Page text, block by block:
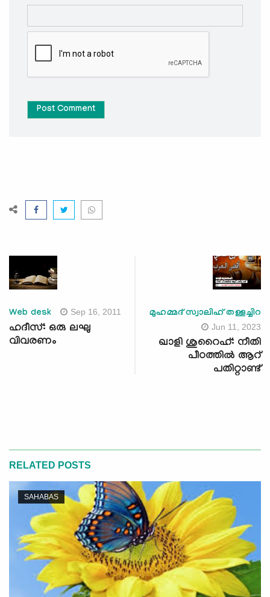
Post Comment
Web desk Sep 16, 2011
ഹദീസ്: ഒരു ലഘു
വിവരണം
മുഹമ്മദ് സ്വാലിഹ് തള്ളച്ചിറ
Jun 11, 2023
ഖാളി ശുറൈഹ്: നീതി
പീഠത്തിൽ ആറ്
പതിറ്റാണ്ട്
RELATED POSTS
SAHABAS